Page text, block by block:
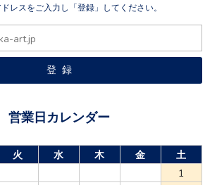
レスをご入力し「登録」してください。
営業日カレンダー
火 水 木 金
土
1